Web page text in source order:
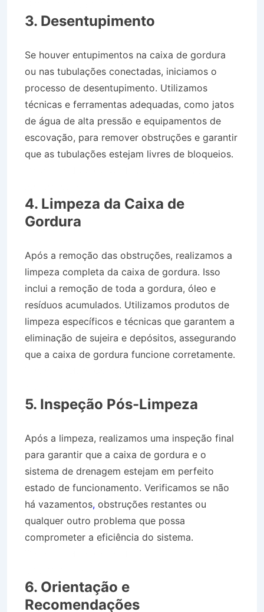
3. Desentupimento
Se houver entupimentos na caixa de gordura
ou nas tubulações conectadas, iniciamos o
processo de desentupimento. Utilizamos
técnicas e ferramentas adequadas, como jatos
de água de alta pressão e equipamentos de
escovação, para remover obstruções e garantir
que as tubulações estejam livres de bloqueios.
4. Limpeza da Caixa de
Gordura
Após a remoção das obstruções, realizamos a
limpeza completa da caixa de gordura. Isso
inclui a remoção de toda a gordura, óleo e
resíduos acumulados. Utilizamos produtos de
limpeza específicos e técnicas que garantem a
eliminação de sujeira e depósitos, assegurando
que a caixa de gordura funcione corretamente.
5. Inspeção Pós-Limpeza
Após a limpeza, realizamos uma inspeção final
para garantir que a caixa de gordura e o
sistema de drenagem estejam em perfeito
estado de funcionamento. Verificamos se não
há vazamentos, obstruções restantes ou
qualquer outro problema que possa
comprometer a eficiência do sistema.
6. Orientação e
Recomendações